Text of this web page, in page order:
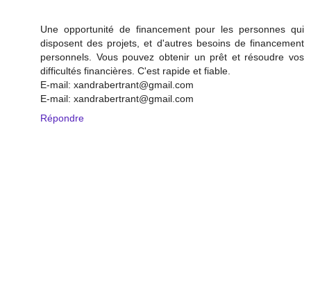
Une opportunité de financement pour les personnes qui
disposent des projets, et d'autres besoins de financement
personnels. Vous pouvez obtenir un prêt et résoudre vos
difficultés financières. C'est rapide et fiable.
E-mail: xandrabertrant@gmail.com
E-mail: xandrabertrant@gmail.com
Répondre